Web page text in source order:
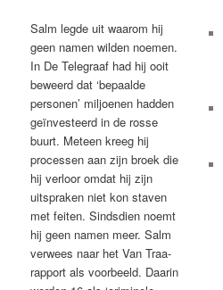
Salm legde uit waarom hij
geen namen wilden noemen.
In De Telegraaf had hij ooit
beweerd dat ‘bepaalde
personen’ miljoenen hadden
geïnvesteerd in de rosse
buurt. Meteen kreeg hij
processen aan zijn broek die
hij verloor omdat hij zijn
uitspraken niet kon staven
met feiten. Sindsdien noemt
hij geen namen meer. Salm
verwees naar het Van Traa-
rapport als voorbeeld. Daarin